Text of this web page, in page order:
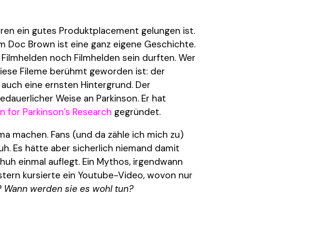
ein gutes Produktplacement gelungen ist.
Doc Brown ist eine ganz eigene Geschichte.
noch Filmhelden sein durften. Wer
Fileme berühmt geworden ist: der
eine ernsten Hintergrund. Der
Weise an Parkinson. Er hat
for Parkinson’s Research gegründet.
machen. Fans (und da zähle ich mich zu)
Es hätte aber sicherlich niemand damit
einmal auflegt. Ein Mythos, irgendwann
kursierte ein Youtube-Video, wovon nur
werden sie es wohl tun?